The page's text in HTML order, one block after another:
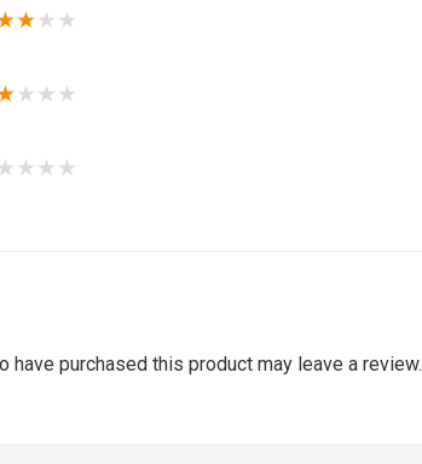
★★ ★
★ ★ ★
★ ★ ★ ★
have purchased this product may leave a review.